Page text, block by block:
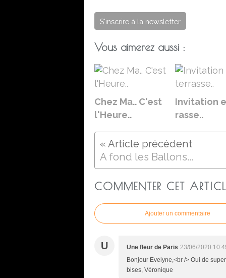
S'inscrire à la newsletter
Vous aimerez aussi :
Chez Ma.. C'est
l'Heure..
Invitation
rasse..
A fond les Ballons...
COMMENTER CET
Ajouter un commentaire
U Une fleur de Paris 23/06/2020
Bonjour Evelyne,<br /> Oui de
bises, Véronique